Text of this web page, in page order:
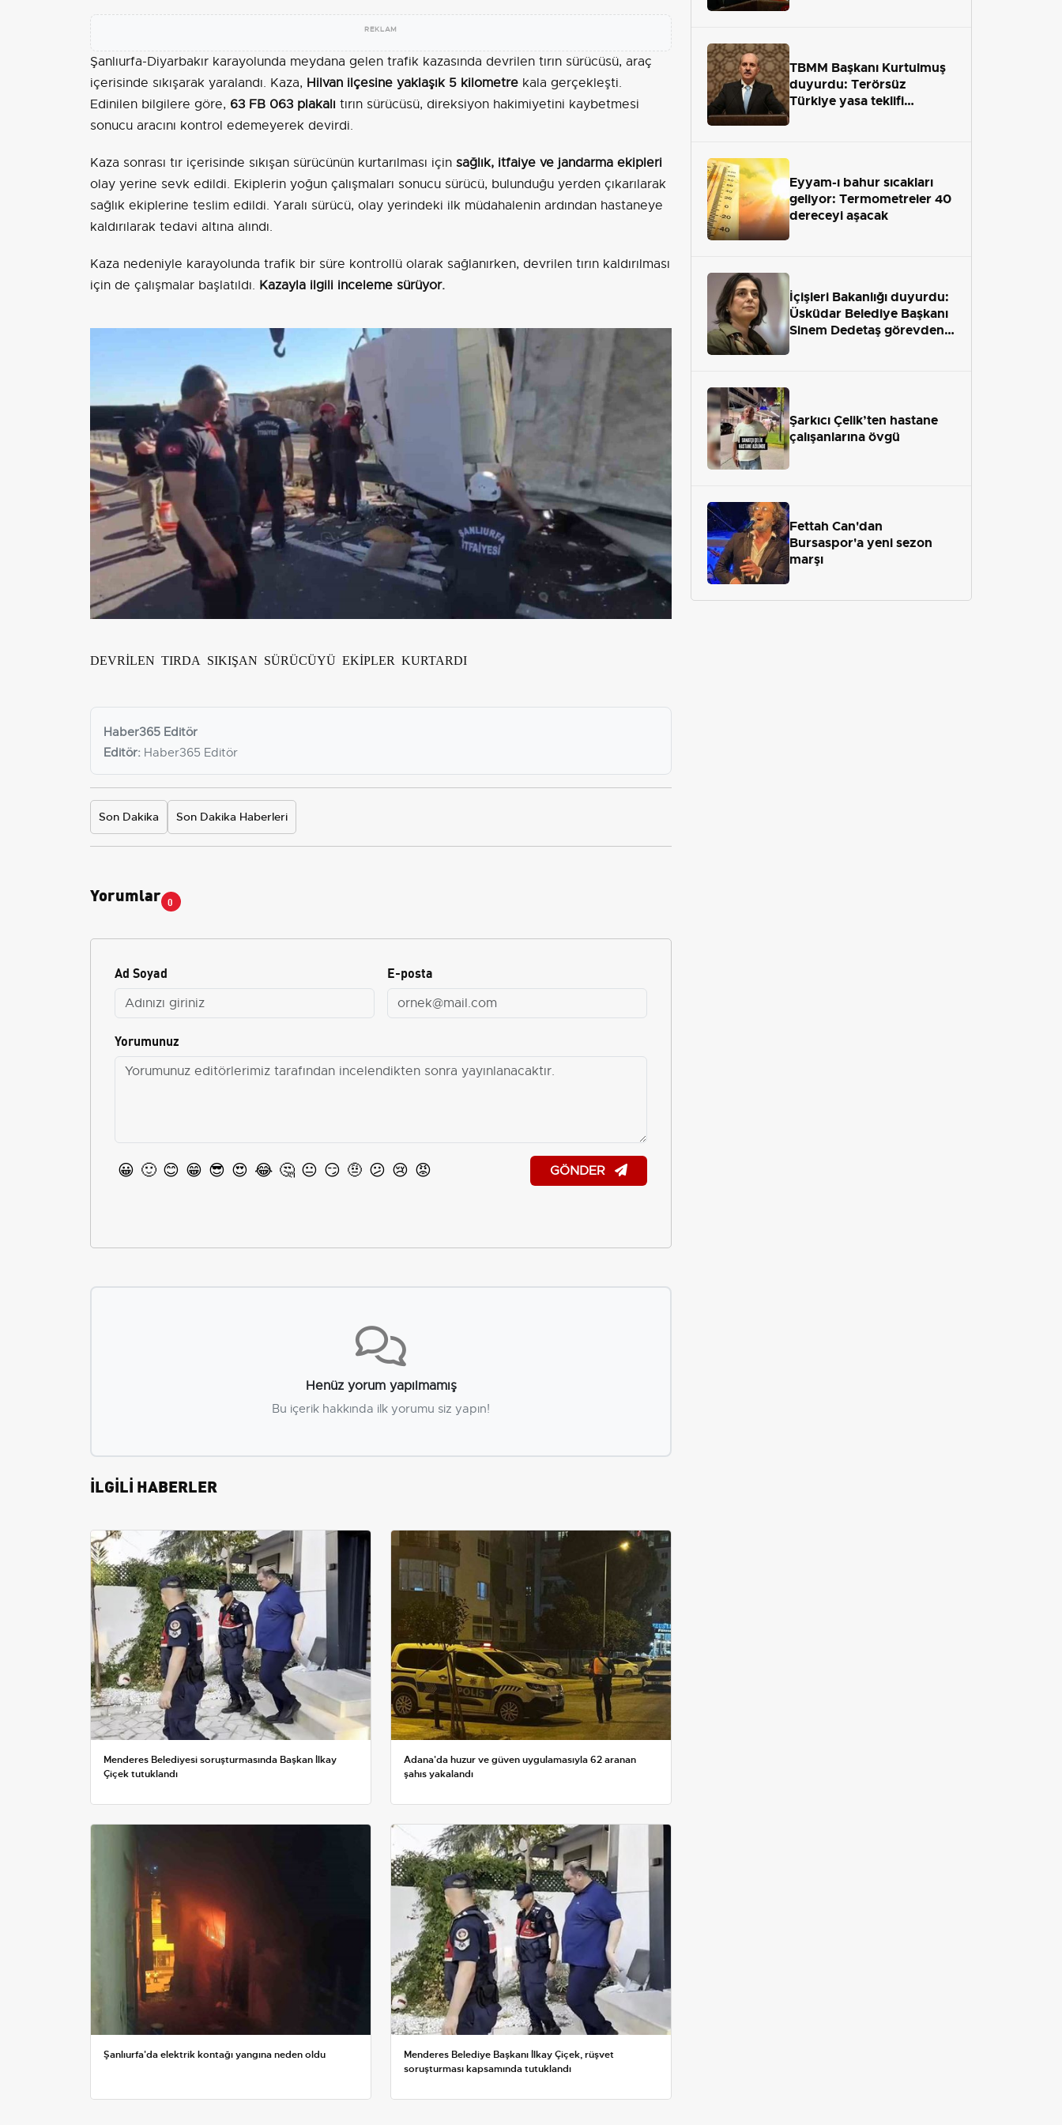
REKLAM
Şanlıurfa-Diyarbakır karayolunda meydana gelen trafik kazasında devrilen tırın sürücüsü, araç
içerisinde sıkışarak yaralandı. Kaza, Hilvan ilçesine yaklaşık 5 kilometre kala gerçekleşti.
Edinilen bilgilere göre, 63 FB 063 plakalı tırın sürücüsü, direksiyon hakimiyetini kaybetmesi
sonucu aracını kontrol edemeyerek devirdi.
Kaza sonrası tır içerisinde sıkışan sürücünün kurtarılması için sağlık, itfaiye ve jandarma ekipleri
olay yerine sevk edildi. Ekiplerin yoğun çalışmaları sonucu sürücü, bulunduğu yerden çıkarılarak
sağlık ekiplerine teslim edildi. Yaralı sürücü, olay yerindeki ilk müdahalenin ardından hastaneye
kaldırılarak tedavi altına alındı.
Kaza nedeniyle karayolunda trafik bir süre kontrollü olarak sağlanırken, devrilen tırın kaldırılması
için de çalışmalar başlatıldı. Kazayla ilgili inceleme sürüyor.
DEVRİLEN TIRDA SIKIŞAN SÜRÜCÜYÜ EKİPLER KURTARDI
Haber365 Editör
Editör: Haber365 Editör
Son Dakika Son Dakika Haberleri
Yorumlar 0
Ad Soyad E-posta
Yorumunuz
😀 🙂 😊 😁 😎 😍 😂 🤔 😐 😏 🤨 😕 😢 😡 GÖNDER
Henüz yorum yapılmamış
Bu içerik hakkında ilk yorumu siz yapın!
İLGİLİ HABERLER
Menderes Belediyesi soruşturmasında Başkan İlkay
Çiçek tutuklandı
Adana'da huzur ve güven uygulamasıyla 62 aranan
şahıs yakalandı
Şanlıurfa'da elektrik kontağı yangına neden oldu
Menderes Belediye Başkanı İlkay Çiçek, rüşvet
soruşturması kapsamında tutuklandı
TBMM Başkanı Kurtulmuş
duyurdu: Terörsüz
Türkiye yasa teklifi
Eyyam-ı bahur sıcakları
geliyor: Termometreler 40
dereceyi aşacak
İçişleri Bakanlığı duyurdu:
Üsküdar Belediye Başkanı
Sinem Dedetaş görevden
Şarkıcı Çelik’ten hastane
çalışanlarına övgü
Fettah Can'dan
Bursaspor'a yeni sezon
marşı